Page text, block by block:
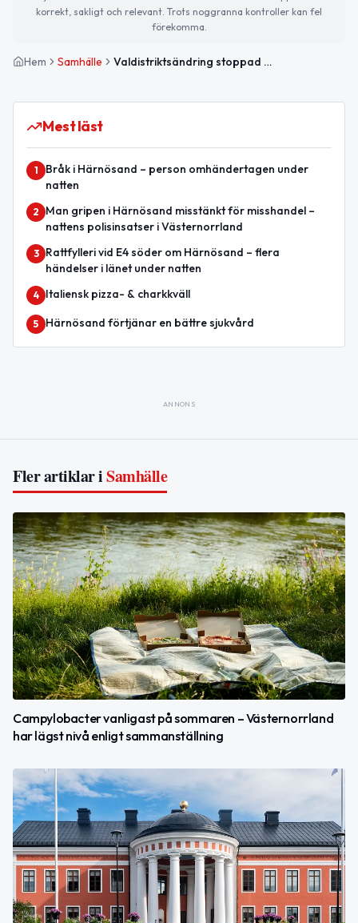
korrekt, sakligt och relevant. Trots noggranna kontroller kan fel
förekomma.
Hem Samhälle Valdistriktsändring stoppad i Härnösand
Mest läst
1
Bråk i Härnösand – person omhändertagen under
natten
2
Man gripen i Härnösand misstänkt för misshandel –
nattens polisinsatser i Västernorrland
3
Rattfylleri vid E4 söder om Härnösand – flera
händelser i länet under natten
4 Italiensk pizza- & charkkväll
5 Härnösand förtjänar en bättre sjukvård
ANNONS
Fler artiklar iSamhälle
Campylobacter vanligast på sommaren – Västernorrland
har lägst nivå enligt sammanställning